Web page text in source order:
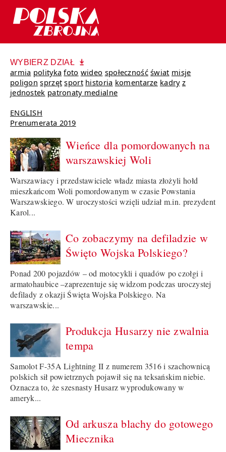
WYBIERZ DZIAŁ
armia polityka foto wideo społeczność świat misje
poligon sprzęt sport historia komentarze kadry z
jednostek patronaty medialne
ENGLISH
Prenumerata 2019
Wieńce dla pomordowanych na
warszawskiej Woli
Warszawiacy i przedstawiciele władz miasta złożyli hołd
mieszkańcom Woli pomordowanym w czasie Powstania
Warszawskiego. W uroczystości wzięli udział m.in. prezydent
Karol...
Co zobaczymy na defiladzie w
Święto Wojska Polskiego?
Ponad 200 pojazdów – od motocykli i quadów po czołgi i
armatohaubice –zaprezentuje się widzom podczas uroczystej
defilady z okazji Święta Wojska Polskiego. Na
warszawskie...
Produkcja Husarzy nie zwalnia
tempa
Samolot F-35A Lightning II z numerem 3516 i szachownicą
polskich sił powietrznych pojawił się na teksańskim niebie.
Oznacza to, że szesnasty Husarz wyprodukowany w
ameryk...
Od arkusza blachy do gotowego
Miecznika